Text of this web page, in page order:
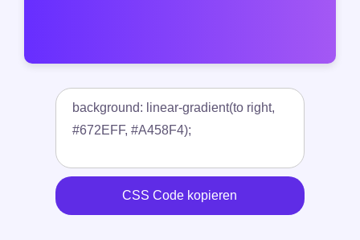
CSS Code kopieren